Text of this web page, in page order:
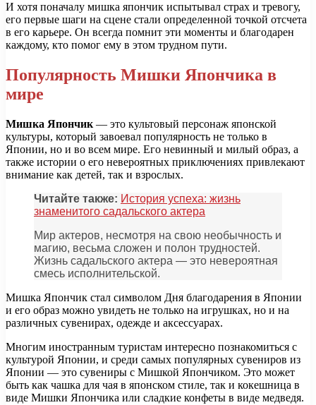
И хотя поначалу мишка япончик испытывал страх и тревогу,
его первые шаги на сцене стали определенной точкой отсчета
в его карьере. Он всегда помнит эти моменты и благодарен
каждому, кто помог ему в этом трудном пути.
Популярность Мишки Япончика в
мире
Мишка Япончик — это культовый персонаж японской
культуры, который завоевал популярность не только в
Японии, но и во всем мире. Его невинный и милый образ, а
также истории о его невероятных приключениях привлекают
внимание как детей, так и взрослых.
Читайте также: История успеха: жизнь
знаменитого садальского актера
Мир актеров, несмотря на свою необычность и
магию, весьма сложен и полон трудностей.
Жизнь садальского актера — это невероятная
смесь исполнительской.
Мишка Япончик стал символом Дня благодарения в Японии
и его образ можно увидеть не только на игрушках, но и на
различных сувенирах, одежде и аксессуарах.
Многим иностранным туристам интересно познакомиться с
культурой Японии, и среди самых популярных сувениров из
Японии — это сувениры с Мишкой Япончиком. Это может
быть как чашка для чая в японском стиле, так и кокешница в
виде Мишки Япончика или сладкие конфеты в виде медведя.